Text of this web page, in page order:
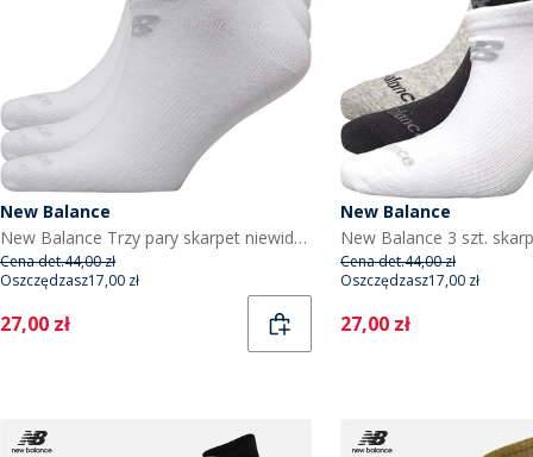
New Balance
New Balance Trzy pary skarpet niewidocznych kolor biały
Cena det.44,00 zł
Oszczędzasz17,00 zł
Current
27,00 zł
New Balance
Cena det.44,00 zł
Oszczędzasz17,00 zł
Current
27,00 zł